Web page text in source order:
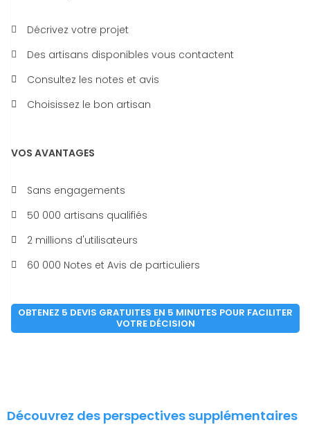
Décrivez votre projet
Des artisans disponibles vous contactent
Consultez les notes et avis
Choisissez le bon artisan
VOS AVANTAGES
Sans engagements
50 000 artisans qualifiés
2 millions d'utilisateurs
60 000 Notes et Avis de particuliers
OBTENEZ 5 DEVIS GRATUITES EN 5 MINUTES POUR FACILITER
VOTRE DÉCISION
Découvrez des perspectives supplémentaires